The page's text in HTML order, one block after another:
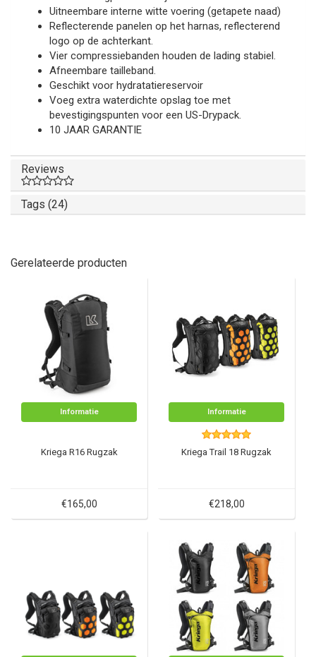
Uitneembare interne witte voering (getapete naad)
Reflecterende panelen op het harnas, reflecterend
logo op de achterkant.
Vier compressiebanden houden de lading stabiel.
Afneembare tailleband.
Geschikt voor hydratatiereservoir
Voeg extra waterdichte opslag toe met
bevestigingspunten voor een US-Drypack.
10 JAAR GARANTIE
Reviews
Tags (24)
Gerelateerde producten
Informatie
Kriega R16 Rugzak
€165,00
Informatie
Kriega Trail 18 Rugzak
€218,00